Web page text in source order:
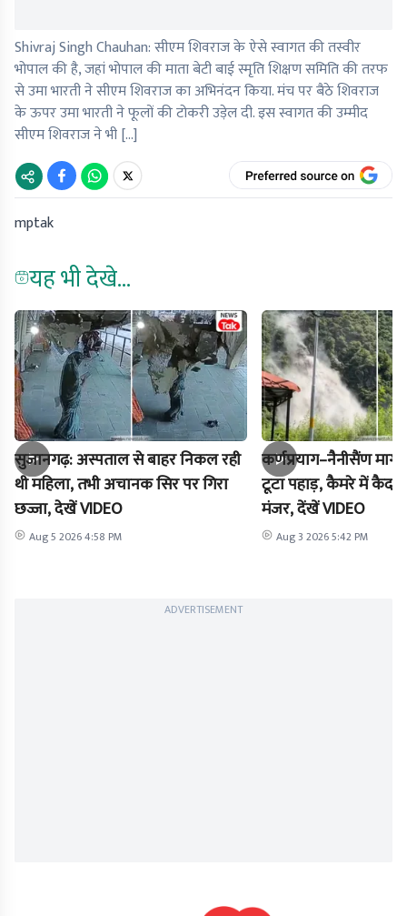
Shivraj Singh Chauhan: सीएम शिवराज के ऐसे स्वागत की तस्वीर
भोपाल की है, जहां भोपाल की माता बेटी बाई स्मृति शिक्षण समिति की तरफ
से उमा भारती ने सीएम शिवराज का अभिनंदन किया. मंच पर बैठे शिवराज
के ऊपर उमा भारती ने फूलों की टोकरी उड़ेल दी. इस स्वागत की उम्मीद
सीएम शिवराज ने भी […]
mptak
यह भी देखे...
सुजानगढ़: अस्पताल से बाहर निकल रही
थी महिला, तभी अचानक सिर पर गिरा
छज्जा, देखें VIDEO
Aug 5 2026 4:58 PM
कर्णप्रयाग–नैनीसैंण
टूटा पहाड़, कैमरे में कैद
मंजर, देंखें VIDEO
Aug 3 2026 5:42 PM
ADVERTISEMENT